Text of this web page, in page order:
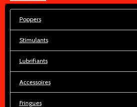
Poppers
Stimulants
Lubrifiants
Accessoires
Fringues